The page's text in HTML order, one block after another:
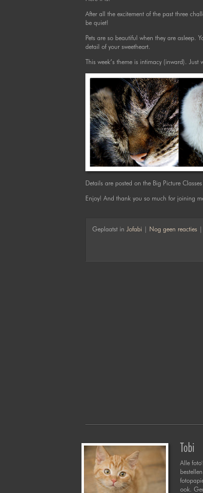
After all the excitement of the past three
be quiet!
Pets are so beautiful when they are asleep.
detail of your sweetheart.
This week’s theme is intimacy (inward).
Details are posted on the Big Picture Classes
Enjoy! And thank you so much for joining
Geplaatst in Jofabi | Nog geen reacties|
Tobi
Alle
ook.